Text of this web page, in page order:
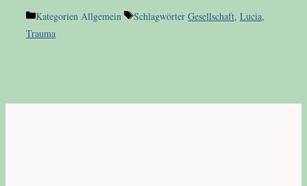
Kategorien Allgemein Schlagwörter Gesellschaft, Lucia,
Trauma